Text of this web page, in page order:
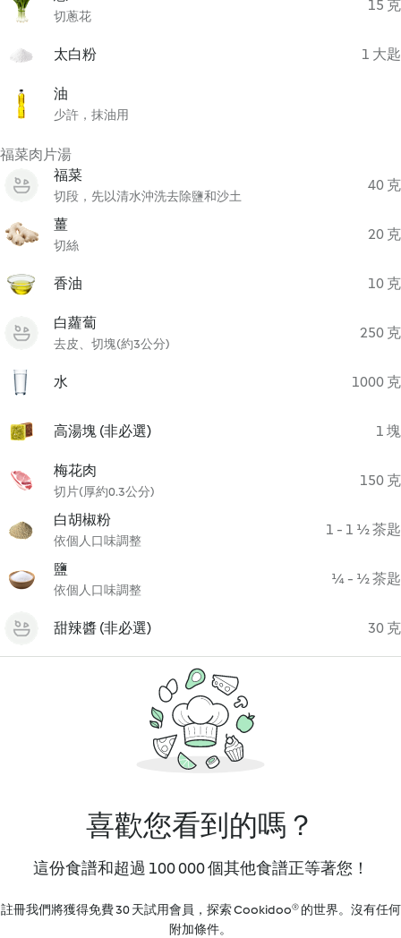
切蔥花
15 克
太白粉 1 大匙
油
少許，抹油用
福菜肉片湯
福菜
切段，先以清水沖洗去除鹽和沙土
40 克
薑
切絲
20 克
香油 10 克
白蘿蔔
去皮、切塊(約3公分)
250 克
水 1000 克
高湯塊 (非必選) 1 塊
梅花肉
切片(厚約0.3公分)
150 克
白胡椒粉
依個人口味調整
1 - 1 ½ 茶匙
鹽
依個人口味調整
¼ - ½ 茶匙
甜辣醬 (非必選) 30 克
喜歡您看到的嗎？
這份食譜和超過 100 000 個其他食譜正等著您！
註冊我們將獲得免費 30 天試用會員，探索 Cookidoo® 的世界。沒有任何
附加條件。